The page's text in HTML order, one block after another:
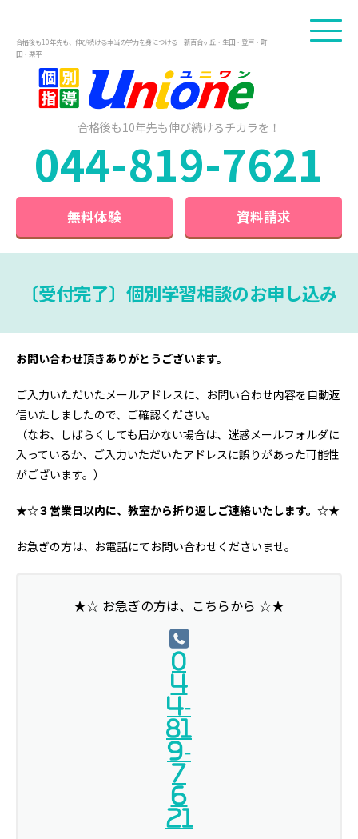
合格後も10年先も、伸び続ける本当の学力を身につける｜新百合ヶ丘・生田・登戸・町
田・栗平
合格後も10年先も伸び続けるチカラを！
044-819-7621
無料体験 資料請求
〔受付完了〕個別学習相談のお申し込み
お問い合わせ頂きありがとうございます。
ご入力いただいたメールアドレスに、お問い合わせ内容を自動返
信いたしましたので、ご確認ください。
（なお、しばらくしても届かない場合は、迷惑メールフォルダに
入っているか、ご入力いただいたアドレスに誤りがあった可能性
がございます。）
★☆３営業日以内に、教室から折り返しご連絡いたします。☆★
お急ぎの方は、お電話にてお問い合わせくださいませ。
★☆ お急ぎの方は、こちらから ☆★
0
4
4-
81
9-
7
6
21